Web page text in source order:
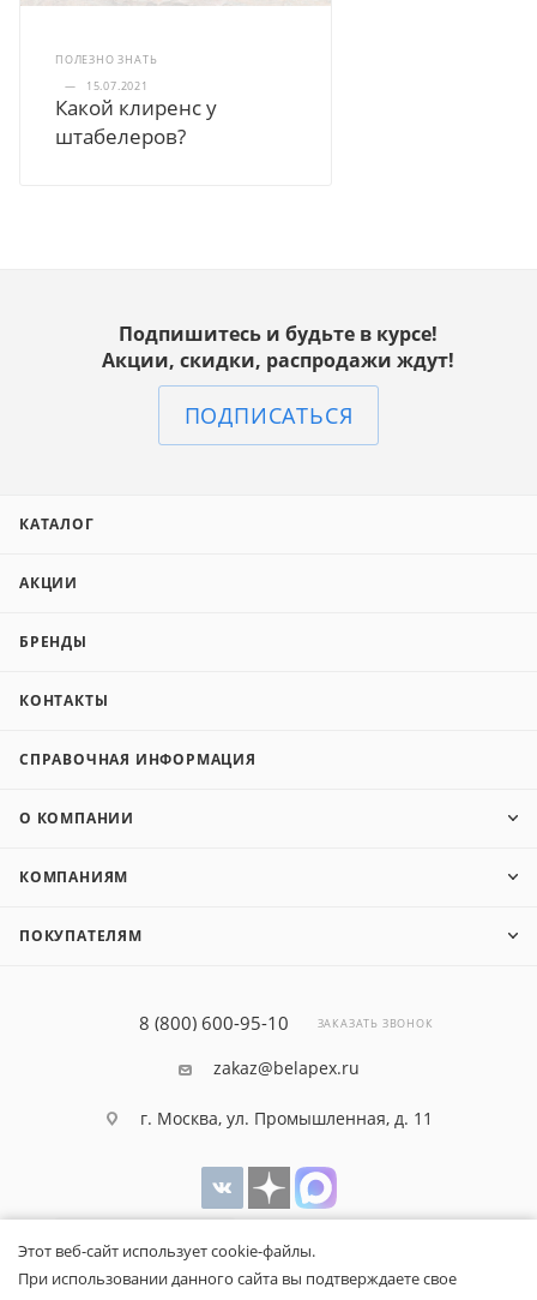
ПОЛЕЗНО ЗНАТЬ
—
15.07.2021
Какой клиренс у
штабелеров?
Подпишитесь и будьте в курсе!
Акции, скидки, распродажи ждут!
ПОДПИСАТЬСЯ
КАТАЛОГ
АКЦИИ
БРЕНДЫ
КОНТАКТЫ
СПРАВОЧНАЯ ИНФОРМАЦИЯ
О КОМПАНИИ
КОМПАНИЯМ
ПОКУПАТЕЛЯМ
8 (800) 600-95-10 ЗАКАЗАТЬ ЗВОНОК
zakaz@belapex.ru
г. Москва, ул. Промышленная, д. 11
Этот веб-сайт использует cookie-файлы.
При использовании данного сайта вы подтверждаете свое